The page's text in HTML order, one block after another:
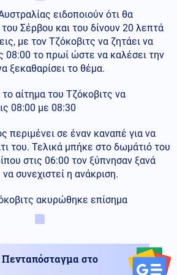
ειδοποιούν ότι θα
Σέρβου και του δίνουν 20 λεπτά
με τον Τζόκοβιτς να ζητάει να
08:00 το πρωί ώστε να καλέσει την
ξεκαθαρίσει το θέμα.
αίτημα του Τζόκοβιτς να
08:00 με 08:30
περιμένει σε έναν καναπέ για να
του. Τελικά μπήκε στο δωμάτιό του
στις 06:00 τον ξύπνησαν ξανά
συνεχιστεί η ανάκριση.
ακυρώθηκε επίσημα
στο